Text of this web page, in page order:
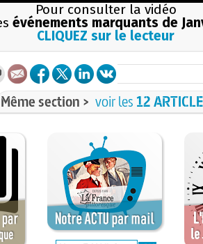
Pour consulter la vidéo
événements marquants de
CLIQUEZ sur le lecteur
Même section > voir les 12